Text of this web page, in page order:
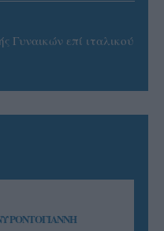
Γυναικών επί ιταλικού
ΡΟΝΤΟΓΙΑΝΝΗ